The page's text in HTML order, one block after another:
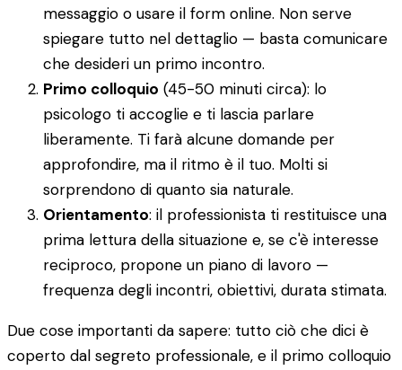
messaggio o usare il form online. Non serve
spiegare tutto nel dettaglio — basta comunicare
che desideri un primo incontro.
Primo colloquio (45-50 minuti circa): lo
psicologo ti accoglie e ti lascia parlare
liberamente. Ti farà alcune domande per
approfondire, ma il ritmo è il tuo. Molti si
sorprendono di quanto sia naturale.
Orientamento: il professionista ti restituisce una
prima lettura della situazione e, se c'è interesse
reciproco, propone un piano di lavoro —
frequenza degli incontri, obiettivi, durata stimata.
Due cose importanti da sapere: tutto ciò che dici è
coperto dal segreto professionale, e il primo colloquio